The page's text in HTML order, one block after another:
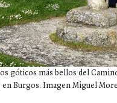
góticos más bellos del
en Burgos. Imagen Miguel